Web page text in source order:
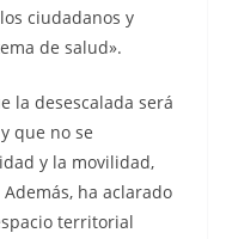
ciudadanos y
de salud».
la desescalada será
que no se
y la movilidad,
ha aclarado
territorial